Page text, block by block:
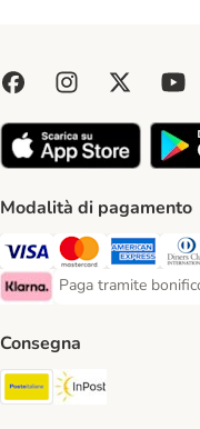
Modalità di pagamento
Paga con Visa. Payment
Paga conPaga conPaga
Klarna Payment Method
Paga tramite
Paga tramite
Consegna
Poste Italiane.